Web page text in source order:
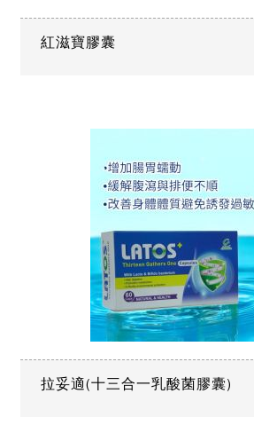
紅滋寶膠囊
拉妥適(十三合一乳酸菌膠囊)